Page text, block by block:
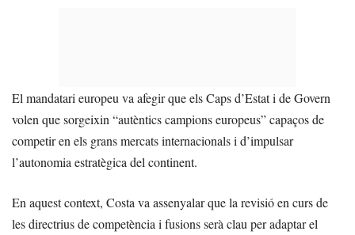
El mandatari europeu va afegir que els Caps d’Estat i de Govern
volen que sorgeixin “autèntics campions europeus” capaços de
competir en els grans mercats internacionals i d’impulsar
l’autonomia estratègica del continent.
En aquest context, Costa va assenyalar que la revisió en curs de
les directrius de competència i fusions serà clau per adaptar el